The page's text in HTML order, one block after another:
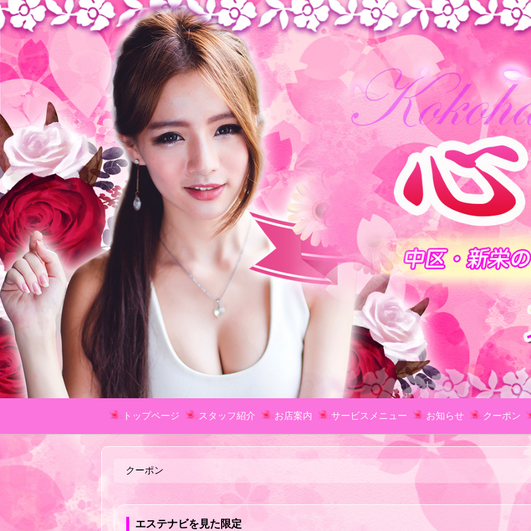
トップページ スタッフ紹介 お店案内 サービスメニュー お知らせ クーポン
クーポン
エステナビを見た限定